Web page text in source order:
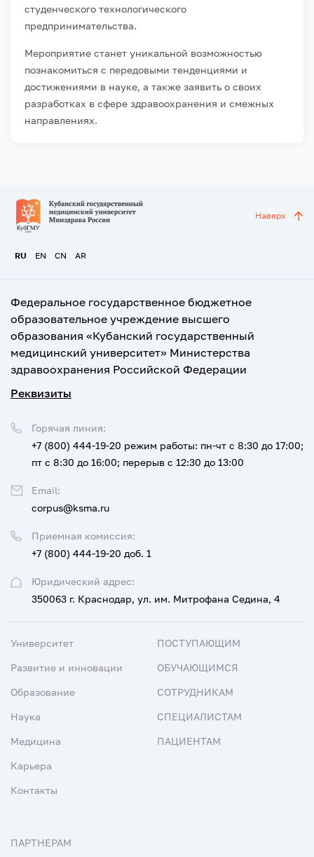
студенческого технологического
предпринимательства.
Мероприятие станет уникальной возможностью
познакомиться с передовыми тенденциями и
достижениями в науке, а также заявить о своих
разработках в сфере здравоохранения и смежных
направлениях.
RU EN CN AR
Наверх
Федеральное государственное бюджетное
образовательное учреждение высшего
образования «Кубанский государственный
медицинский университет» Министерства
здравоохранения Российской Федерации
Реквизиты
Юридический адрес:
350063 г. Краснодар, ул. им. Митрофана Седина, 4
Приемная комиссия:
+7 (800) 444-19-20 доб. 1
Горячая линия:
+7 (800) 444-19-20 режим работы: пн-чт с 8:30 до 17:00;
пт с 8:30 до 16:00; перерыв с 12:30 до 13:00
Email:
corpus@ksma.ru
Университет
Развитие и инновации
Образование
Наука
Медицина
Карьера
Контакты
ПОСТУПАЮЩИМ
ОБУЧАЮЩИМСЯ
СОТРУДНИКАМ
СПЕЦИАЛИСТАМ
ПАЦИЕНТАМ
ПАРТНЕРАМ